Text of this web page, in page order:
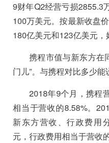
9财年Q2经营亏损2855.3
100万美元。按最新收盘
180亿美元和123亿美元，
携程市值与新东方在
门儿”。与携程对比多少
2018年9个月，携程
相当于营收的8.58%。
新东方营收、行政费用
元，行政费用相当于营收